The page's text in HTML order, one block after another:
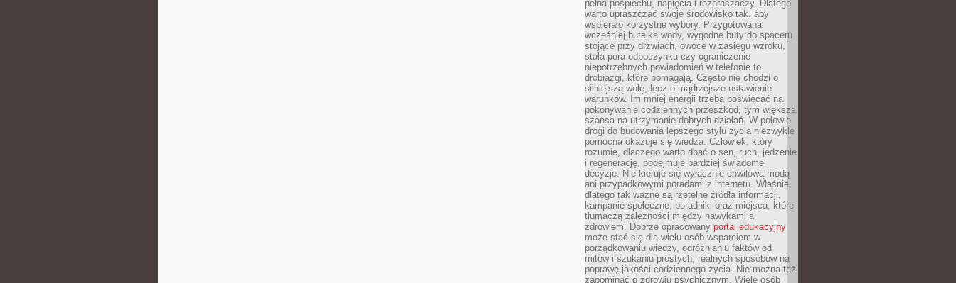
pełna pośpiechu, napięcia i rozpraszaczy. Dlatego
warto upraszczać swoje środowisko tak, aby
wspierało korzystne wybory. Przygotowana
wcześniej butelka wody, wygodne buty do spaceru
stojące przy drzwiach, owoce w zasięgu wzroku,
stała pora odpoczynku czy ograniczenie
niepotrzebnych powiadomień w telefonie to
drobiazgi, które pomagają. Często nie chodzi o
silniejszą wolę, lecz o mądrzejsze ustawienie
warunków. Im mniej energii trzeba poświęcać na
pokonywanie codziennych przeszkód, tym większa
szansa na utrzymanie dobrych działań. W połowie
drogi do budowania lepszego stylu życia niezwykle
pomocna okazuje się wiedza. Człowiek, który
rozumie, dlaczego warto dbać o sen, ruch, jedzenie
i regenerację, podejmuje bardziej świadome
decyzje. Nie kieruje się wyłącznie chwilową modą
ani przypadkowymi poradami z internetu. Właśnie
dlatego tak ważne są rzetelne źródła informacji,
kampanie społeczne, poradniki oraz miejsca, które
tłumaczą zależności między nawykami a
zdrowiem. Dobrze opracowany portal edukacyjny
może stać się dla wielu osób wsparciem w
porządkowaniu wiedzy, odróżnianiu faktów od
mitów i szukaniu prostych, realnych sposobów na
poprawę jakości codziennego życia. Nie można też
zapominać o zdrowiu psychicznym. Wiele osób